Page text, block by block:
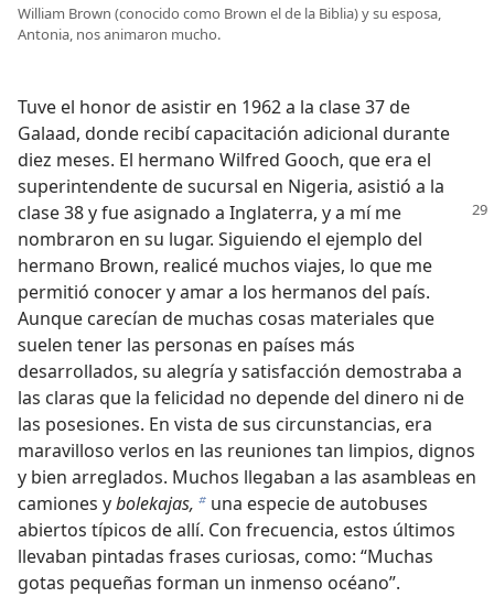
William Brown (conocido como Brown el de la Biblia) y su esposa,
Antonia, nos animaron mucho.
Tuve el honor de asistir en 1962 a la clase 37 de
Galaad, donde recibí capacitación adicional durante
diez meses. El hermano Wilfred Gooch, que era el
superintendente de sucursal en Nigeria, asistió a la
clase 38 y fue asignado a Inglaterra, y a mí me
nombraron en su lugar. Siguiendo el ejemplo del
hermano Brown, realicé muchos viajes, lo que me
permitió conocer y amar a los hermanos del país.
Aunque carecían de muchas cosas materiales que
suelen tener las personas en países más
desarrollados, su alegría y satisfacción demostraba a
las claras que la felicidad no depende del dinero ni de
las posesiones. En vista de sus circunstancias, era
maravilloso verlos en las reuniones tan limpios, dignos
y bien arreglados. Muchos llegaban a las asambleas en
camiones ybolekajas, b una especie de autobuses
abiertos típicos de allí. Con frecuencia, estos últimos
llevaban pintadas frases curiosas, como: “Muchas
gotas pequeñas forman un inmenso océano”.